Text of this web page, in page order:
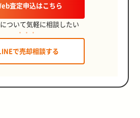
査定申込はこちら
ついて気軽に相談したい
で売却相談する